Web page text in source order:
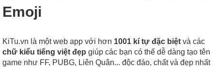
Emoji
KiTu.vn là một web app với hơn 1001 kí tự đặc biệt và các
chữ kiểu tiếng việt đẹp giúp các bạn có thể dễ dàng tạo tên
game như FF, PUBG, Liên Quân... độc đáo, chất và đẹp nhất